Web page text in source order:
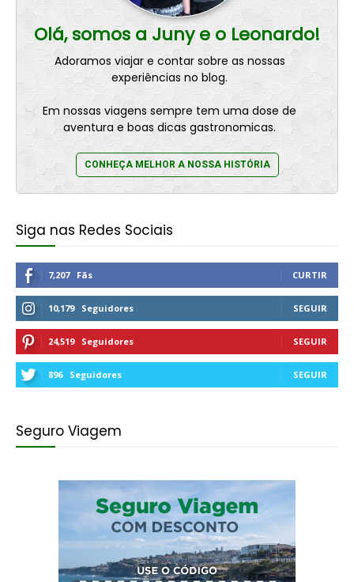
Olá, somos a Juny e o Leonardo!
Adoramos viajar e contar sobre as nossas
experiências no blog.
Em nossas viagens sempre tem uma dose de
aventura e boas dicas gastronomicas.
CONHEÇA MELHOR A NOSSA HISTÓRIA
Siga nas Redes Sociais
7,207 Fãs CURTIR
10,179 Seguidores SEGUIR
24,519 Seguidores SEGUIR
896 Seguidores SEGUIR
Seguro Viagem